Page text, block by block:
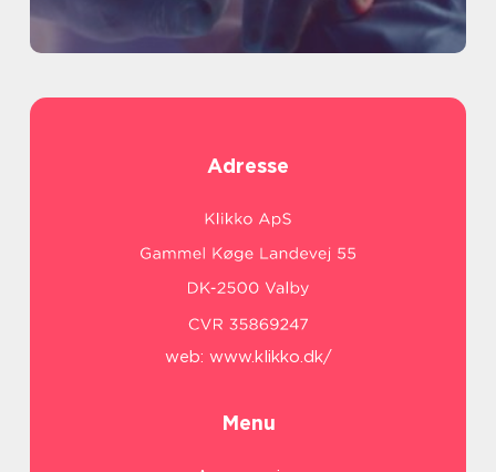
Adresse
web: www.klikko.dk/
Menu